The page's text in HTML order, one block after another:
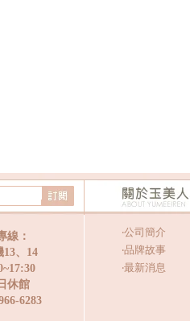
線：
13、14
休館
6283
‧公司簡介
‧品牌故事
‧最新消息